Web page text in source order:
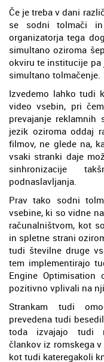
Če je treba v dani
se sodni tolmači
organizatorja tega
simultano oziroma
okviru te institucije pa
simultano tolmačenje.
Izvedemo lahko tudi
video vsebin, pri
prevajanje
jezik oziroma oddaj
filmov, ne glede na,
vsaki stranki daje
sinhronizacije
podnaslavljanja.
Prav tako sodni
vsebine, ki so vidne
računalništvom, kot
in spletne strani
tudi številne druge
tem implementirajo
Engine Optimisation
pozitivno vplivali na
Strankam tudi
prevedena tudi
toda izvajajo tudi
člankov iz romskega
kot tudi kateregakoli